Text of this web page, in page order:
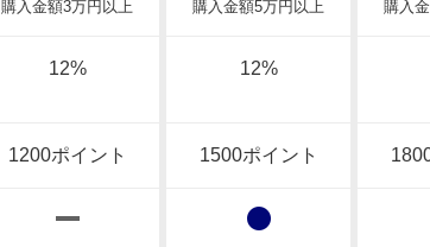
購入金額3万円以上
購入金額5万円以上
購入
12% 12%
1200ポイント 1500ポイント